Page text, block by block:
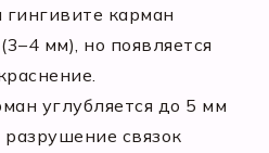
карман
мм), но появляется
углубляется до 5 мм
разрушение связок